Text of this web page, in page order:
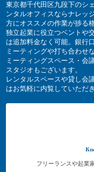
東京都千代田区九段下のシ
ンタルオフィスならナレッ
方にオススメの作業が捗る
独立起業に役立つベントや
は追加料金なく可能。銀行
ミーティングや打ち合わせ
ミーティングスペース・会
スタジオもございます。
レンタルスペースや貸し会
はお気軽に内覧していただ
フリーランスや起業